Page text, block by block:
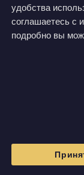
удобства
соглашаетесь с
подробно вы